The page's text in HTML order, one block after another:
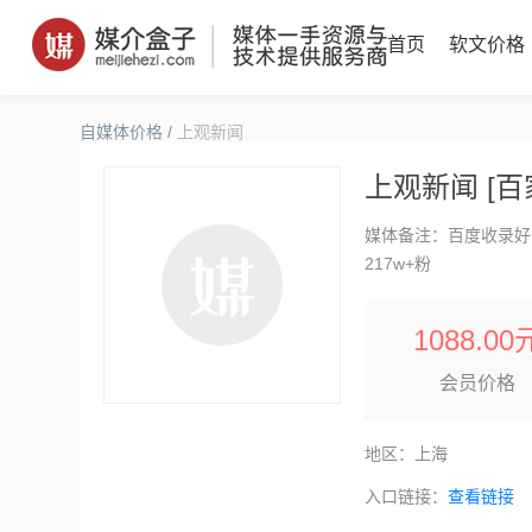
首页 软文价格
自媒体价格 / 上观新闻
上观新闻 [
媒体备注：百度收录
217w+粉
1088.00
会员价格
地区：上海
入口链接：查看链接